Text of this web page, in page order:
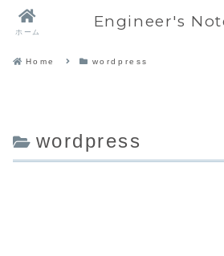
Home wordpress
wordpress
ホーム
Engineer's